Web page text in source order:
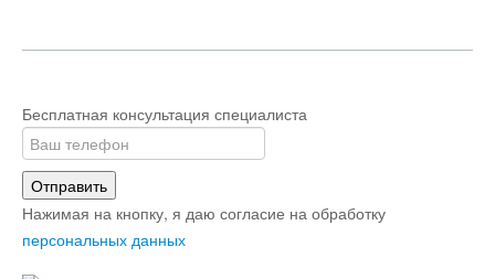
Бесплатная консультация специалиста
Отправить
Нажимая на кнопку, я даю согласие на обработку
персональных данных